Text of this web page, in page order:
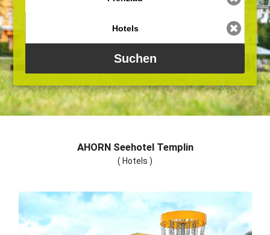
AHORN Seehotel Templin
( Hotels )